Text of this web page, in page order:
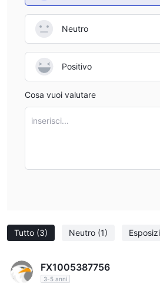
Tutto (3) Neutro (1)
FX1005387756
3-5 anni
Neutro
Positivo
Cosa vuoi valutare
inserisci...